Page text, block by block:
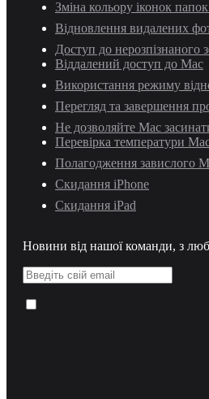
Зміна кольору іконок
Відновлення видалених
Доступ до нерозпізнаного
Віддалений доступ до Mac
Використання режиму
Перегляд та завершення
Не дозволяйте Mac
Перевірка температури
Полагодження завислого
Скидання iPhone
Скидання iPad
Новини від нашої команди, з